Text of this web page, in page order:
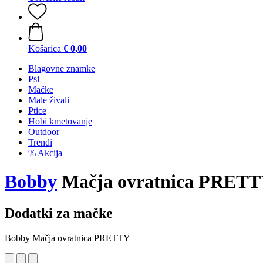
Košarica € 0,00
Blagovne znamke
Psi
Mačke
Male živali
Ptice
Hobi kmetovanje
Outdoor
Trendi
% Akcija
Bobby Mačja ovratnica
Dodatki za mačke
Bobby Mačja ovratnica PRETTY